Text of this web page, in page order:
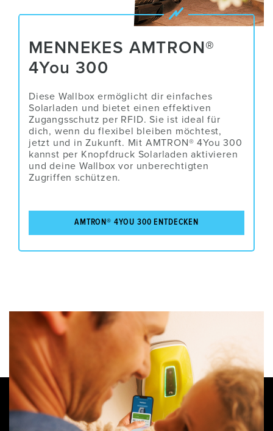
MENNEKES AMTRON®
4You 300
Diese Wallbox ermöglicht dir einfaches
Solarladen und bietet einen effektiven
Zugangsschutz per RFID. Sie ist ideal für
dich, wenn du flexibel bleiben möchtest,
jetzt und in Zukunft. Mit AMTRON® 4You 300
kannst per Knopfdruck Solarladen aktivieren
und deine Wallbox vor unberechtigten
Zugriffen schützen.
AMTRON® 4YOU 300 ENTDECKEN